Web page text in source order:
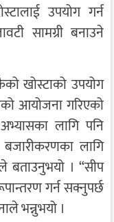
उपयोग गर्न
सामग्री बनाउने
खोस्टाको उपयोग
आयोजना गरिएको
लागि पनि
बजारीकरणका लागि
बताउनुभयो । “सीप
गर्न सक्नुपर्छ
भन्नुभयो ।